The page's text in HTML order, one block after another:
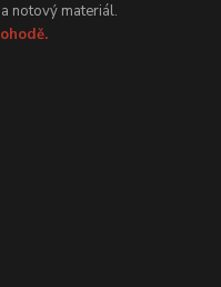
notový materiál.